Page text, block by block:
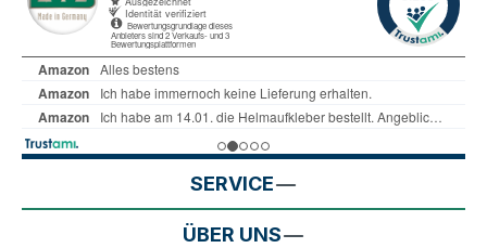
SERVICE
ÜBER UNS